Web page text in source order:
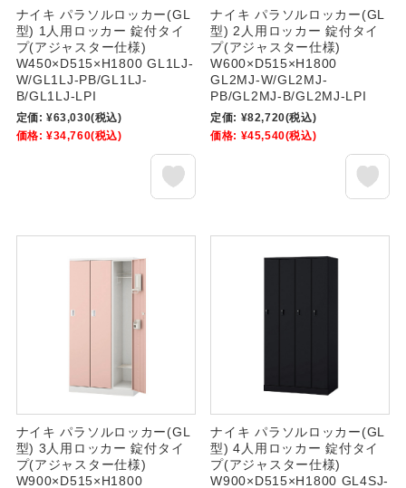
ナイキ パラソルロッカー(GL
型) 1人用ロッカー 錠付タイ
プ(アジャスター仕様)
W450×D515×H1800 GL1LJ-
W/GL1LJ-PB/GL1LJ-
B/GL1LJ-LPI
定価: ¥63,030(税込)
価格: ¥34,760(税込)
ナイキ パラソルロッカー(GL
型) 2人用ロッカー 錠付タイ
プ(アジャスター仕様)
W600×D515×H1800
GL2MJ-W/GL2MJ-
PB/GL2MJ-B/GL2MJ-LPI
定価: ¥82,720(税込)
価格: ¥45,540(税込)
ナイキ パラソルロッカー(GL
型) 3人用ロッカー 錠付タイ
プ(アジャスター仕様)
W900×D515×H1800
ナイキ パラソルロッカー(GL
型) 4人用ロッカー 錠付タイ
プ(アジャスター仕様)
W900×D515×H1800 GL4SJ-